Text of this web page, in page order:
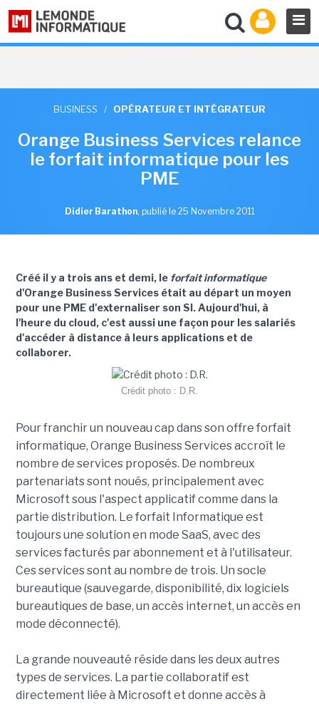
BUSINESS / OPÉRATEUR ET INTÉGRATEUR
Orange Business Services relance
le forfait informatique pour les
PME
Didier Barathon, publié le 25 Novembre 2011
Créé il y a trois ans et demi, le forfait informatique
d'Orange Business Services était au départ un moyen
pour une PME d'externaliser son SI. Aujourd'hui, à
l'heure du cloud, c'est aussi une façon pour les salariés
d'accéder à distance à leurs applications et de
collaborer.
Crédit photo : D.R.
Pour franchir un nouveau cap dans son offre forfait
informatique, Orange Business Services accroît le
nombre de services proposés. De nombreux
partenariats sont noués, principalement avec
Microsoft sous l'aspect applicatif comme dans la
partie distribution. Le forfait Informatique est
toujours une solution en mode SaaS, avec des
services facturés par abonnement et à l'utilisateur.
Ces services sont au nombre de trois. Un socle
bureautique (sauvegarde, disponibilité, dix logiciels
bureautiques de base, un accès internet, un accès en
mode déconnecté).
La grande nouveauté réside dans les deux autres
types de services. La partie collaboratif est
directement liée à Microsoft et donne accès à